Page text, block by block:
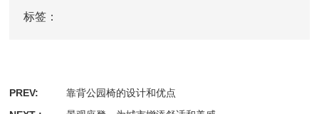
标签：
PREV:
靠背公园椅的设计和优点